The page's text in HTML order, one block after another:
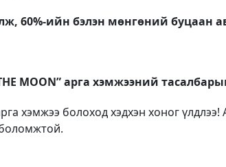
60%-ийн бэлэн мөнгөний
THE MOON” арга хэмжээний
хэмжээ болоход хэдхэн хоног